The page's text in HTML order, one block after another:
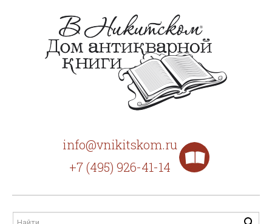
info@vnikitskom.ru
+7 (495) 926-41-14